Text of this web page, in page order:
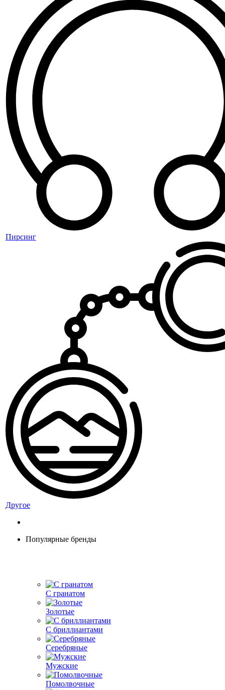
Пирсинг
Другое
Популярные бренды
С гранатом
Золотые
С бриллиантами
Серебряные
Мужские
Помолвочные